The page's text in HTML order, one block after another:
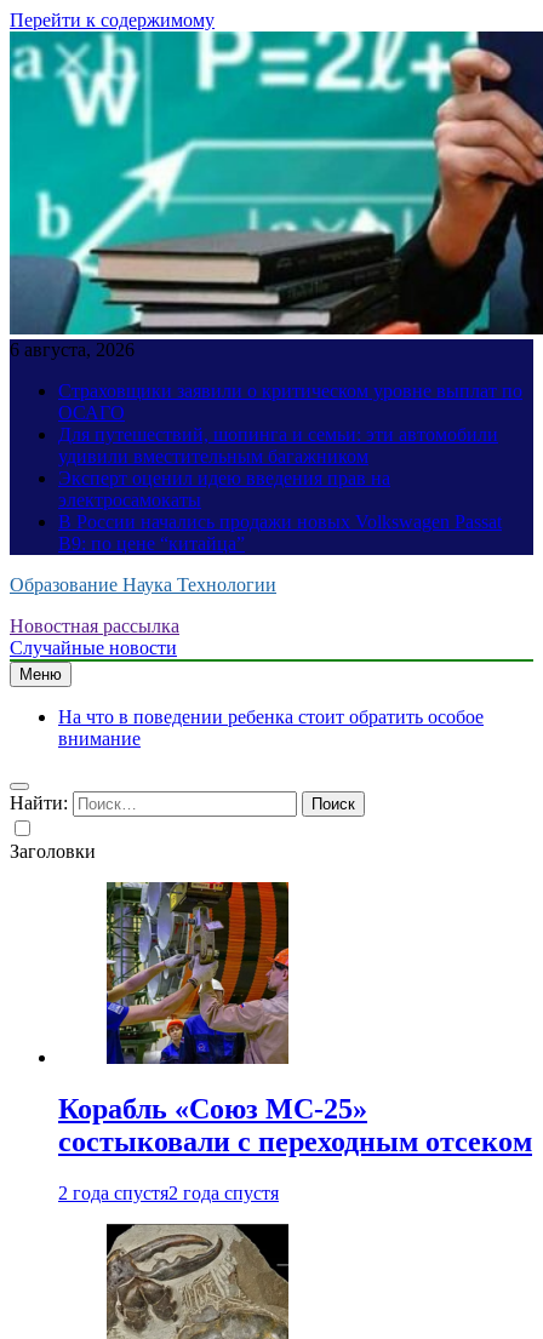
Перейти к содержимому
6 августа, 2026
Страховщики заявили о критическом уровне выплат по
ОСАГО
Для путешествий, шопинга и семьи: эти автомобили
удивили вместительным багажником
Эксперт оценил идею введения прав на
электросамокаты
В России начались продажи новых Volkswagen Passat
B9: по цене “китайца”
Образование Наука Технологии
Новостная рассылка
Случайные новости
Меню
На что в поведении ребенка стоит обратить особое
внимание
Найти:
Заголовки
Корабль «Союз МС-25»
состыковали с переходным отсеком
2 года спустя2 года спустя